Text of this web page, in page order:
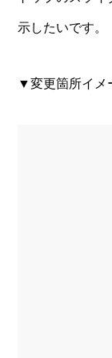
示したいです。
▼変更箇所イメ